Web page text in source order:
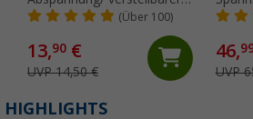
Markiesenspanngurt(Über 100)
13,90 €
UVP 14,50 €
5200/
46,
UVP
HIGHLIGHTS